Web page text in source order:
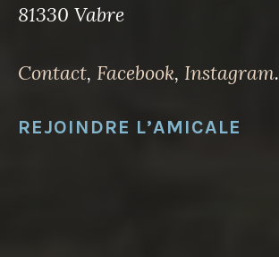
81330 Vabre
Contact, Facebook, Instagram.
REJOINDRE L’AMICALE